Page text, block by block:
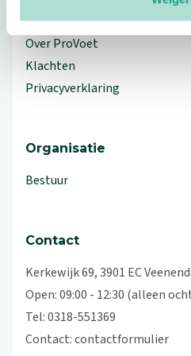
Workshops en lezingen
Over ProVoet
Klachten
Privacyverklaring
Organisatie
Bestuur
Contact
Kerkewijk 69, 3901 EC
Open: 09:00 - 12:30 (alleen
Tel: 0318-551369
Contact:contactformulier